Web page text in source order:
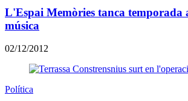
L'Espai Memòries tanca temporada
música
02/12/2012
Política